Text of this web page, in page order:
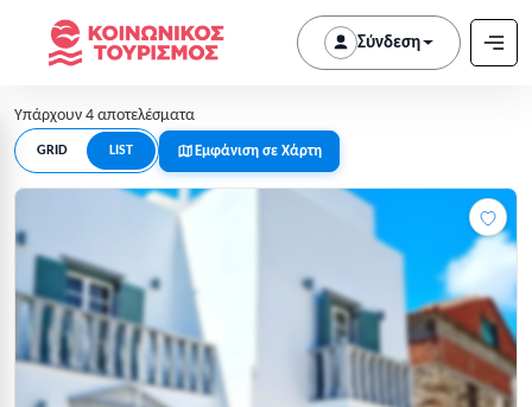
Σύνδεση
Υπάρχουν 4 αποτελέσματα
GRID LIST Εμφάνιση σε Χάρτη